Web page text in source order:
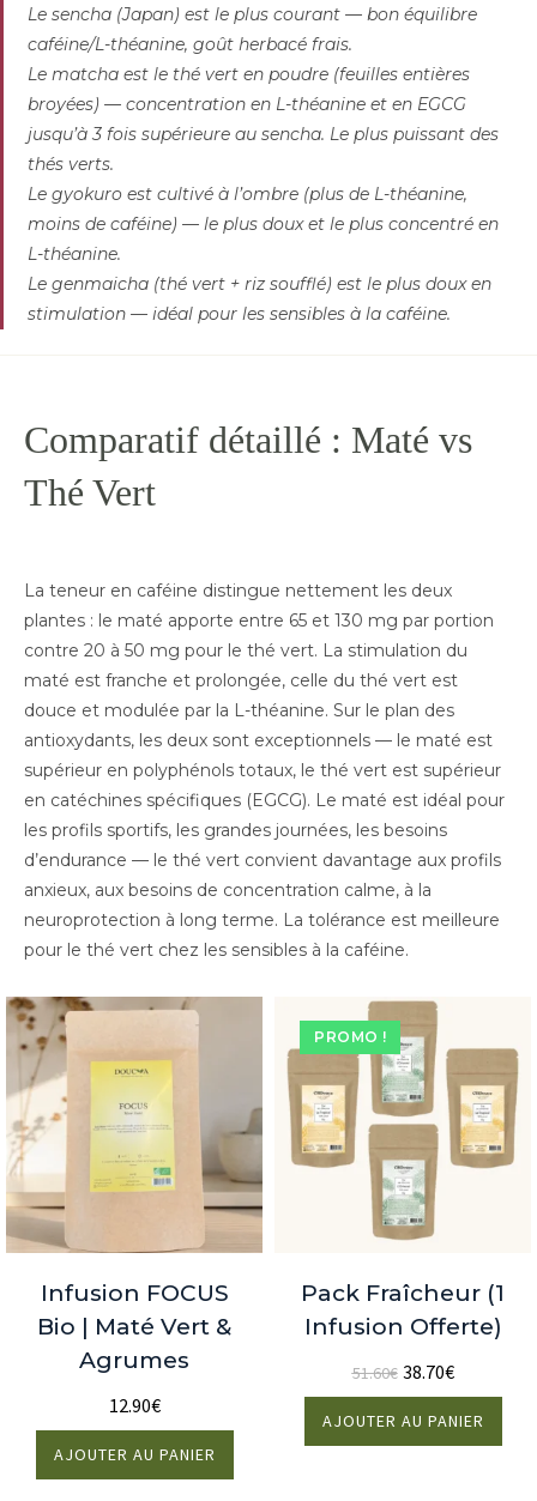
Le sencha (Japan) est le plus courant — bon équilibre
caféine/L-théanine, goût herbacé frais.
Le matcha est le thé vert en poudre (feuilles entières
broyées) — concentration en L-théanine et en EGCG
jusqu’à 3 fois supérieure au sencha. Le plus puissant des
thés verts.
Le gyokuro est cultivé à l’ombre (plus de L-théanine,
moins de caféine) — le plus doux et le plus concentré en
L-théanine.
Le genmaicha (thé vert + riz soufflé) est le plus doux en
stimulation — idéal pour les sensibles à la caféine.
Comparatif détaillé : Maté vs
Thé Vert
La teneur en caféine distingue nettement les deux
plantes : le maté apporte entre 65 et 130 mg par portion
contre 20 à 50 mg pour le thé vert. La stimulation du
maté est franche et prolongée, celle du thé vert est
douce et modulée par la L-théanine. Sur le plan des
antioxydants, les deux sont exceptionnels — le maté est
supérieur en polyphénols totaux, le thé vert est supérieur
en catéchines spécifiques (EGCG). Le maté est idéal pour
les profils sportifs, les grandes journées, les besoins
d’endurance — le thé vert convient davantage aux profils
anxieux, aux besoins de concentration calme, à la
neuroprotection à long terme. La tolérance est meilleure
pour le thé vert chez les sensibles à la caféine.
Infusion FOCUS
Bio | Maté Vert &
Agrumes
12.90€
AJOUTER AU PANIER
PROMO !
Pack Fraîcheur (1
Infusion Offerte)
51.60€ 38.70€
AJOUTER AU PANIER